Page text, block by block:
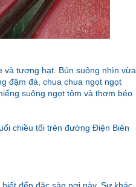
và tương hạt. Bún suông nhìn vừa
đậm đà, chua chua ngọt ngọt
suông ngọt tôm và thơm béo
chiều tối trên đường Điện Biên